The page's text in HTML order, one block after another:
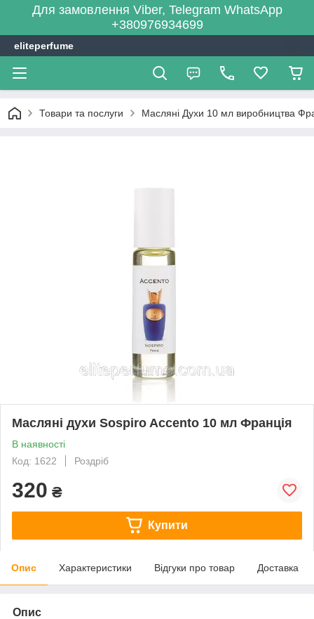
Для замовлення Viber, Telegram WhatsApp
+380976934699
eliteperfume
Товари та послуги Масляні Духи 10 мл виробництва
Масляні духи Sospiro Accento 10 мл Франція
В наявності
Код: 1622
Роздріб
320 ₴
Купити
Опис Характеристики Відгуки про товар Доставка
Опис